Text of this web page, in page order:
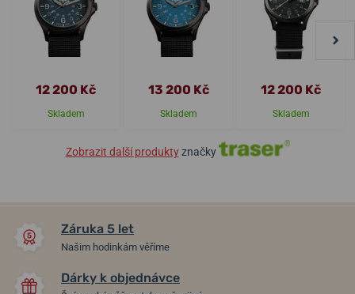
12 200 Kč
Skladem
13 200 Kč
Skladem
12 200 Kč
Skladem
Zobrazit další produktyznačky
Záruka 5 let
Našim hodinkám věříme
Dárky k objednávce